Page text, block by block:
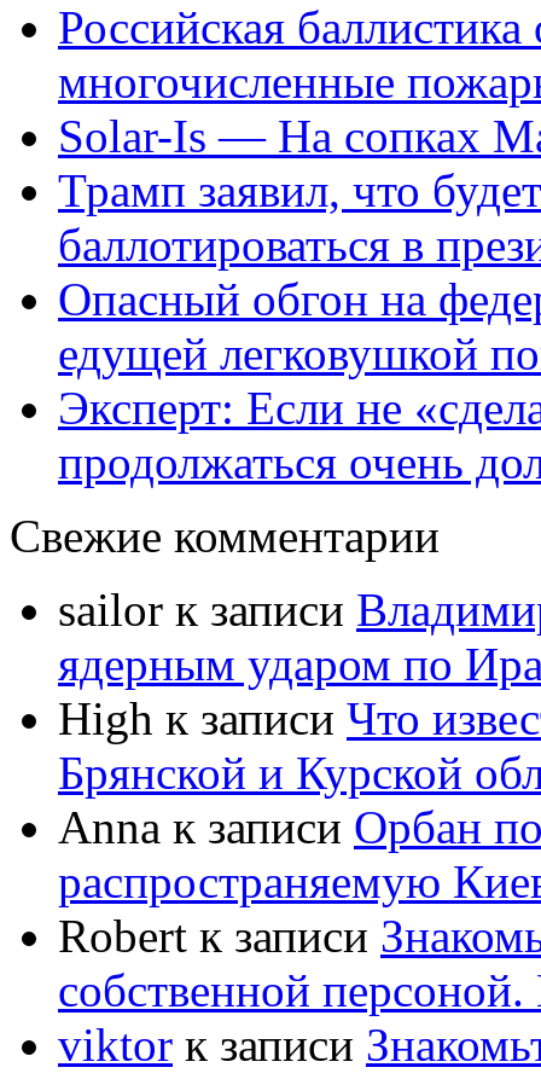
Российская
многочисленные
Solar-Is — На сопках
Трамп заявил, что
баллотироваться в
Опасный обгон на
едущей легковушкой
Эксперт: Если не
продолжаться очень
Свежие комментарии
sailor к записи
ядерным ударом по
High к записи Что
Брянской и Курской
Anna к записи Орбан
распространяемую
Robert к записи
собственной
viktor к записи